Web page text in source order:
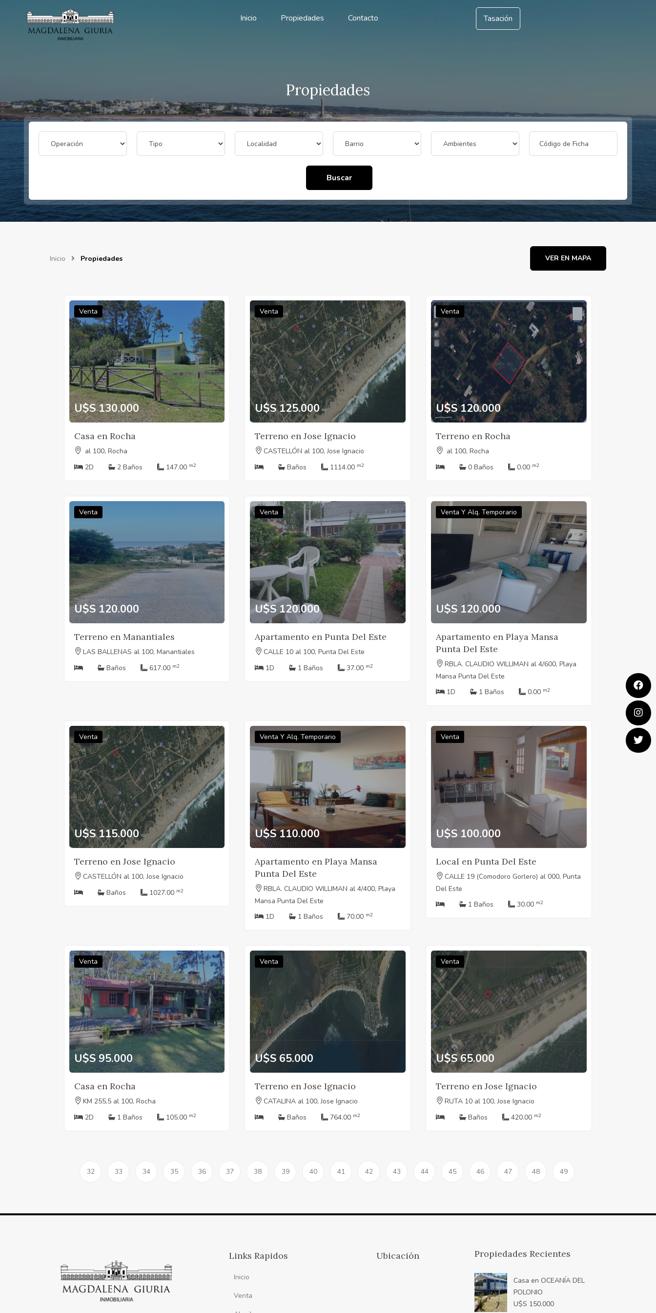
Inicio Propiedades Contacto Tasación
Propiedades
Buscar
Inicio Propiedades VER EN MAPA
Venta
U$S 130.000
Casa en Rocha
al 100, Rocha
2D
2 Baños 147.00 m2
Venta
U$S 125.000
Terreno en Jose Ignacio
CASTELLÓN al 100, Jose Ignacio
Baños
1114.00 m2
Venta
U$S 120.000
Terreno en Rocha
al 100, Rocha
0 Baños
0.00 m2
Venta
U$S 120.000
Terreno en Manantiales
LAS BALLENAS al 100, Manantiales
Baños
617.00 m2
Venta
U$S 120.000
Apartamento en Punta Del Este
CALLE 10 al 100, Punta Del Este
1D
1 Baños 37.00 m2
Venta Y Alq. Temporario
U$S 120.000
Apartamento en Playa Mansa
Punta Del Este
RBLA. CLAUDIO WILLIMAN al 4/600, Playa
Mansa Punta Del Este
1D
1 Baños 0.00 m2
Venta
U$S 115.000
Terreno en Jose Ignacio
CASTELLÓN al 100, Jose Ignacio
Baños
1027.00 m2
Venta Y Alq. Temporario
U$S 110.000
Apartamento en Playa Mansa
Punta Del Este
RBLA. CLAUDIO WILLIMAN al 4/400, Playa
Mansa Punta Del Este
1D
1 Baños 70.00 m2
Venta
U$S 100.000
Local en Punta Del Este
CALLE 19 (Comodoro Gorlero) al 000, Punta
Del Este
1 Baños
30.00 m2
Venta
U$S 95.000
Casa en Rocha
KM 255,5 al 100, Rocha
2D
1 Baños 105.00 m2
Venta
U$S 65.000
Terreno en Jose Ignacio
CATALINA al 100, Jose Ignacio
Baños
764.00 m2
Venta
U$S 65.000
Terreno en Jose Ignacio
RUTA 10 al 100, Jose Ignacio
Baños
420.00 m2
32 33 34 35 36 37 38 39 40 41 42 43 44 45 46 47 48 49
Links Rapidos
Inicio
Venta
Ubicación Propiedades Recientes
Casa en OCEANÍA DEL
POLONIO
U$S 150.000